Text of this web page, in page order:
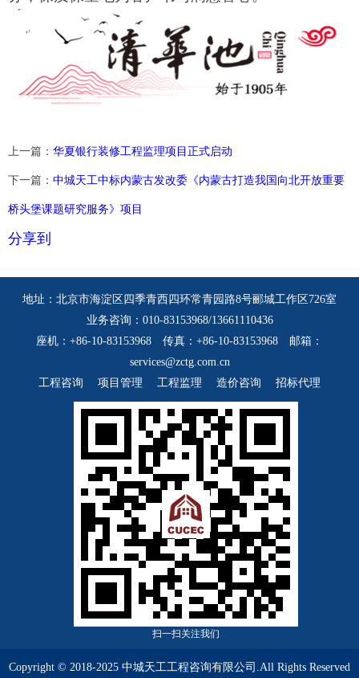
上一篇： 华夏银行装修工程监理项目正式启动
下一篇： 中城天工中标内蒙古发改委《内蒙古打造我国向北开放重要
桥头堡课题研究服务》项目
分享到
地址：北京市海淀区四季青西四环常青园路8号郦城工作区726室
业务咨询：010-83153968/13661110436
座机：+86-10-83153968 传真：+86-10-83153968 邮箱：
services@zctg.com.cn
工程咨询
项目管理 工程监理 造价咨询 招标代理
扫一扫关注我们
Copyright © 2018-2025 中城天工工程咨询有限公司.All Rights Reserved